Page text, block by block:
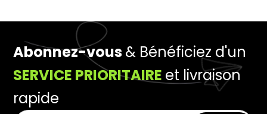
Abonnez-vous& Bénéficiez d'un
SERVICE PRIORITAIRE et livraison
rapide